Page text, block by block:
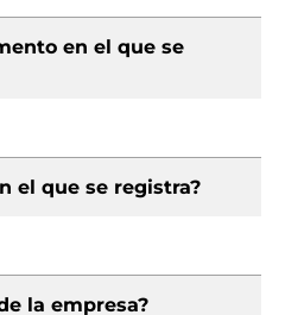
en el que se
el que se registra?
la empresa?